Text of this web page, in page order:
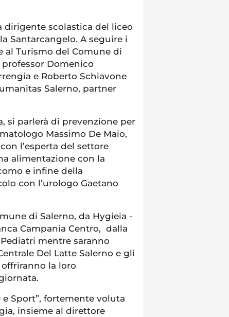
dirigente scolastica del liceo
Santarcangelo. A seguire i
al Turismo del Comune di
professor Domenico
e Roberto Schiavone
Salerno, partner
si parlerà di prevenzione per
Massimo De Maio,
l’esperta del settore
alimentazione con la
e infine della
con l’urologo Gaetano
di Salerno, da Hygieia -
Campania Centro, dalla
mentre saranno
Del Latte Salerno e gli
la loro
e Sport”, fortemente voluta
insieme al direttore